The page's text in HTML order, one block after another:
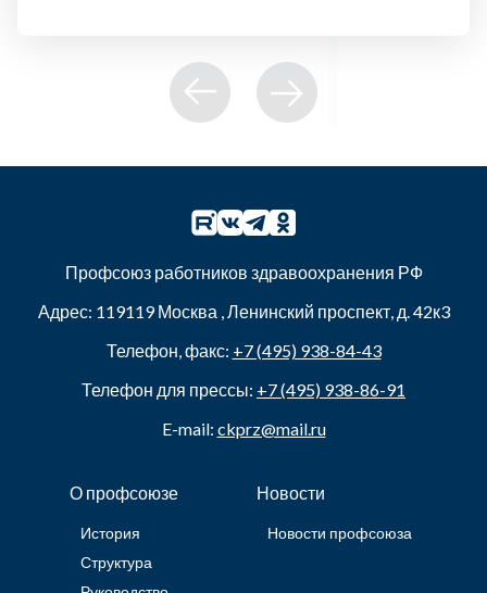
Профсоюз работников здравоохранения РФ
Адрес: 119119Москва ,Ленинский проспект, д. 42к3
Телефон, факс: +7 (495) 938-84-43
Телефон для прессы: +7 (495) 938-86-91
E-mail: ckprz@mail.ru
О профсоюзе
История
Структура
Новости
Новости профсоюза